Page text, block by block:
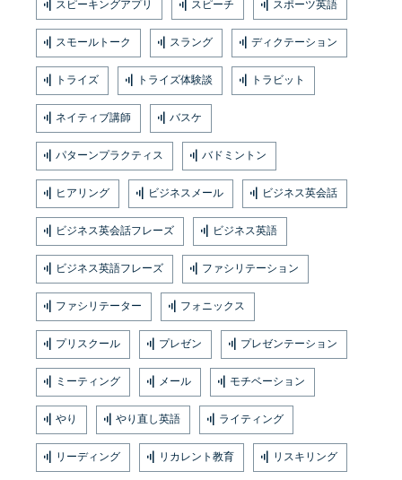
スピーキングアプリ スピーチ スポーツ英語
スモールトーク スラング ディクテーション
トライズ トライズ体験談 トラビット
ネイティブ講師 バスケ
パターンプラクティス バドミントン
ヒアリング ビジネスメール ビジネス英会話
ビジネス英会話フレーズ ビジネス英語
ビジネス英語フレーズ ファシリテーション
ファシリテーター フォニックス
プリスクール プレゼン プレゼンテーション
ミーティング メール モチベーション
やり やり直し英語 ライティング
リーディング リカレント教育 リスキリング